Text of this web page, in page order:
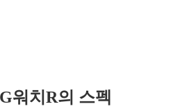
워치R의 스펙